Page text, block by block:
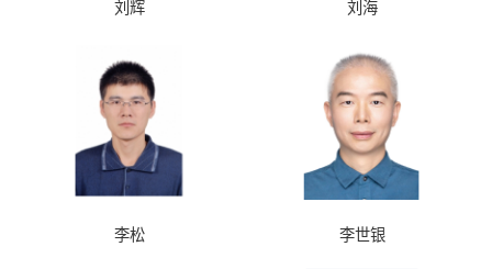
刘辉 刘海
李松 李世银